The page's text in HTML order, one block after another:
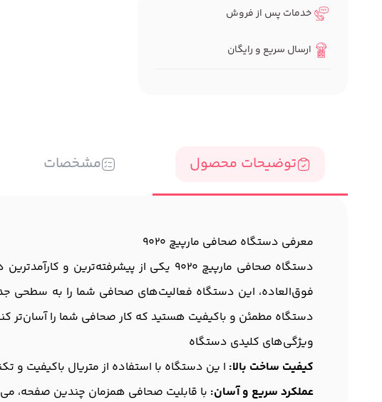
خدمات پس از فروش
ارسال سریع و رایگان
توضیحات محصول مشخصات
معرفی دستگاه صحافی مارپیچ 9020
دستگاه صحافی مارپیچ 9020 یکی از
فوق‌العاده، این دستگاه فعالیت‌های صحافی شما را به سطحی
دستگاه مطمئن و باکیفیت هستید که کار صحافی شما را آسان‌تر کند؟ دستگاه صحافی
ویژگی‌های کلیدی دستگاه
کیفیت ساخت بالا: ا ین دستگاه با استفاده از متریال
عملکرد سریع و آسان: با قابلیت صحافی همزمان چندین صفحه،